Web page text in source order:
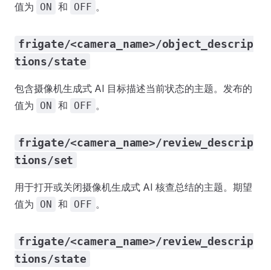
值为
ON 和 OFF 。
frigate/<camera_name>/object_descrip
tions/state
包含摄像机生成式 AI 目标描述当前状态的主题。发布的
值为
ON 和 OFF 。
frigate/<camera_name>/review_descrip
tions/set
用于打开或关闭摄像机生成式 AI 核查总结的主题。期望
值为
ON 和 OFF 。
frigate/<camera_name>/review_descrip
tions/state